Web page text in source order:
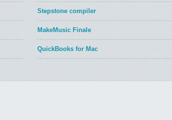
Stepstone compiler
MakeMusic Finale
QuickBooks for Mac